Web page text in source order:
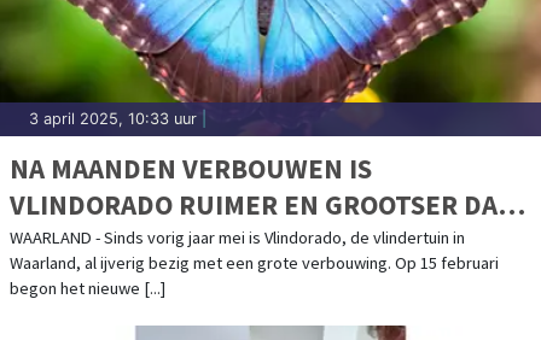
3 april 2025, 10:33 uur
NA MAANDEN VERBOUWEN IS
VLINDORADO RUIMER EN GROOTSER DAN
OOIT
WAARLAND - Sinds vorig jaar mei is Vlindorado, de vlindertuin in
Waarland, al ijverig bezig met een grote verbouwing. Op 15 februari
begon het nieuwe [...]